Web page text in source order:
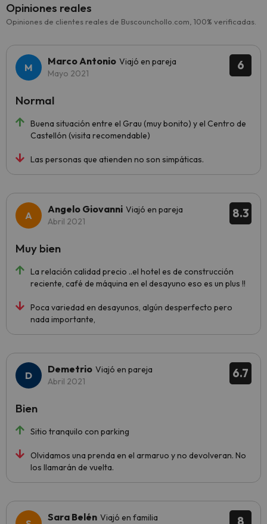
Opiniones reales
Opiniones de clientes reales de Buscounchollo.com, 100% verificadas.
6
Marco Antonio Viajó en pareja
Mayo 2021
Buena situación entre el Grau (muy bonito) y el Centro de
Castellón (visita recomendable)
Las personas que atienden no son simpáticas.
Normal
8.3
Angelo Giovanni Viajó en pareja
Abril 2021
La relación calidad precio ..el hotel es de construcción
reciente, café de máquina en el desayuno eso es un plus !!
Poca variedad en desayunos, algún desperfecto pero
nada importante,
Muy bien
6.7
Demetrio Viajó en pareja
Abril 2021
Sitio tranquilo con parking
Olvidamos una prenda en el armaruo y no devolveran. No
los llamarán de vuelta.
Bien
Sara Belén Viajó en familia